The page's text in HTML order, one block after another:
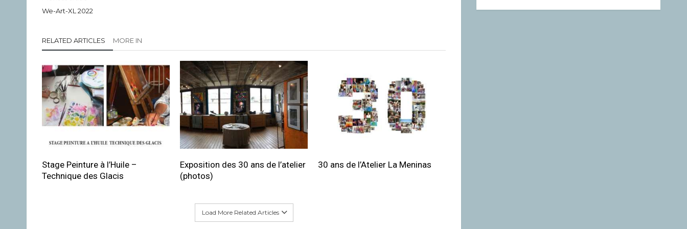
We-Art-XL 2022
RELATED ARTICLES MORE IN
Stage Peinture à l’Huile –
Technique des Glacis
Exposition des 30 ans de l’atelier
(photos)
30 ans de l’Atelier La Meninas
Load More Related Articles